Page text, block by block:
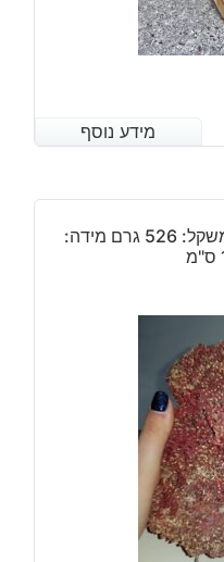
מידע נוסף
מידע נוסף
קורל טבעי איכותי גוון אדום משקל: 526 גרם מידה: